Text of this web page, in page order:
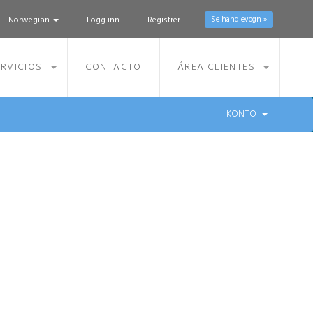
Norwegian Logg inn Registrer Se handlevogn »
CONTACTO ÁREA CLIENTES
KONTO